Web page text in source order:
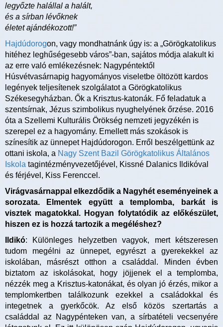
legyőzte halállal a halált,
és a sírban lévőknek
életet ajándékozott!”
Hajdúdorogon, vagy mondhatnánk úgy is: a „Görögkatolikus
hitéhez leghűségesebb város”-ban, sajátos módja alakult ki
az erre való emlékezésnek: Nagypéntektől
Húsvétvasárnapig hagyományos viseletbe öltözött kardos
legények teljesítenek szolgálatot a Görögkatolikus
Székesegyházban. Ők a Krisztus-katonák. Fő feladatuk a
szentsírnak, Jézus szimbolikus nyughelyének őrzése. 2016
óta a Szellemi Kulturális Örökség nemzeti jegyzékén is
szerepel ez a hagyomány. Emellett más szokások is
színesítik az ünnepet Hajdúdorogon. Erről beszélgettünk az
ottani iskola, a Nagy Szent Bazil Görögkatolikus Általános
Iskola tagintézményvezetőjével, Kissné Dalanics Ildikóval
és férjével, Kiss Ferenccel.
Virágvasárnappal elkezdődik a Nagyhét eseményeinek a
sorozata. Elmentek együtt a templomba, barkát is
visztek magatokkal. Hogyan folytatódik az előkészület,
hiszen ez is hozzá tartozik a megéléshez?
Ildikó: Különleges helyzetben vagyok, mert kétszeresen
tudom megélni az ünnepet, egyrészt a gyerekekkel az
iskolában, másrészt otthon a családdal. Minden évben
biztatom az iskolásokat, hogy jöjjenek el a templomba,
nézzék meg a Krisztus-katonákat, és olyan jó érzés, mikor a
templomkertben találkozunk ezekkel a családokkal és
integetnek a gyerkőcök. Az első közös szertartás a
családdal az Nagypénteken van, a sírbatételi vecsenyére